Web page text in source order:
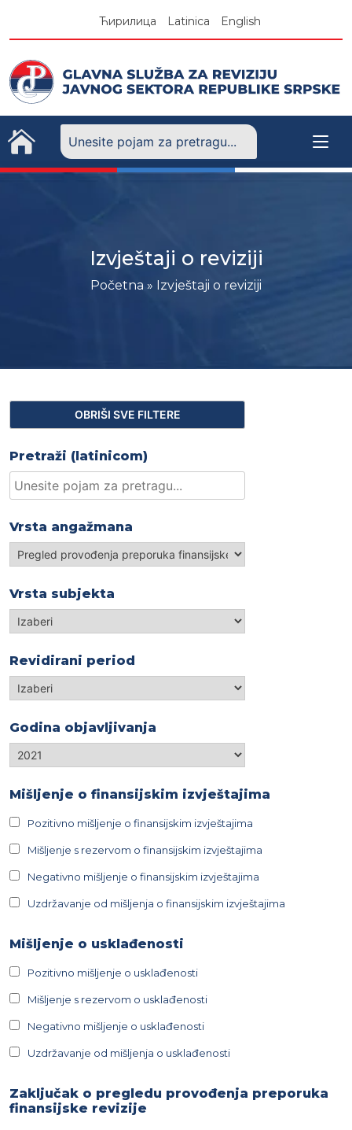
Ћирилица Latinica English
Izvještaji o reviziji
Početna » Izvještaji o reviziji
Pretraži (latinicom)
Vrsta angažmana
Vrsta
angažmana
Vrsta subjekta
Izaberi
Revidirani period
Revidirani
period
Godina objavljivanja
Godina
objavljivanja
Mišljenje o finansijskim izvještajima
Pozitivno mišljenje o finansijskim izvještajima
Mišljenje s rezervom o finansijskim izvještajima
Negativno mišljenje o finansijskim izvještajima
Uzdržavanje od mišljenja o finansijskim izvještajima
Mišljenje o usklađenosti
Pozitivno mišljenje o usklađenosti
Mišljenje s rezervom o usklađenosti
Negativno mišljenje o usklađenosti
Uzdržavanje od mišljenja o usklađenosti
Zaključak o pregledu provođenja preporuka
finansijske revizije